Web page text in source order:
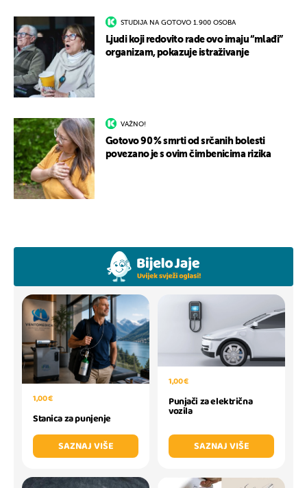
STUDIJA NA GOTOVO 1.900 OSOBA
Ljudi koji redovito rade ovo imaju “mlađi”
organizam, pokazuje istraživanje
VAŽNO!
Gotovo 90 % smrti od srčanih bolesti
povezano je s ovim čimbenicima rizika
1,00 €
Stanica za punjenje
SAZNAJ VIŠE
1,00 €
Punjači za električna
vozila
SAZNAJ VIŠE